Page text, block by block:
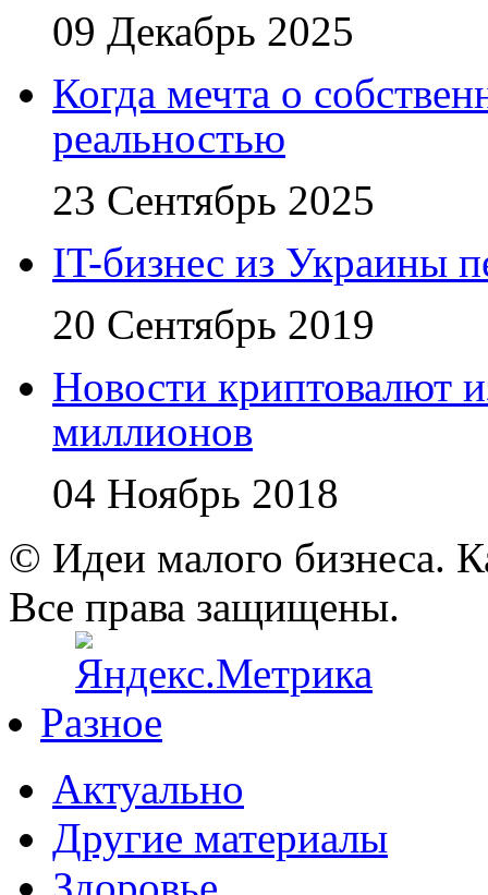
09 Декабрь 2025
Когда мечта о
реальностью
23 Сентябрь 2025
IT-бизнес из Украины
20 Сентябрь 2019
Новости криптовалют
миллионов
04 Ноябрь 2018
© Идеи малого бизнеса.
Все права защищены.
Разное
Актуально
Другие материалы